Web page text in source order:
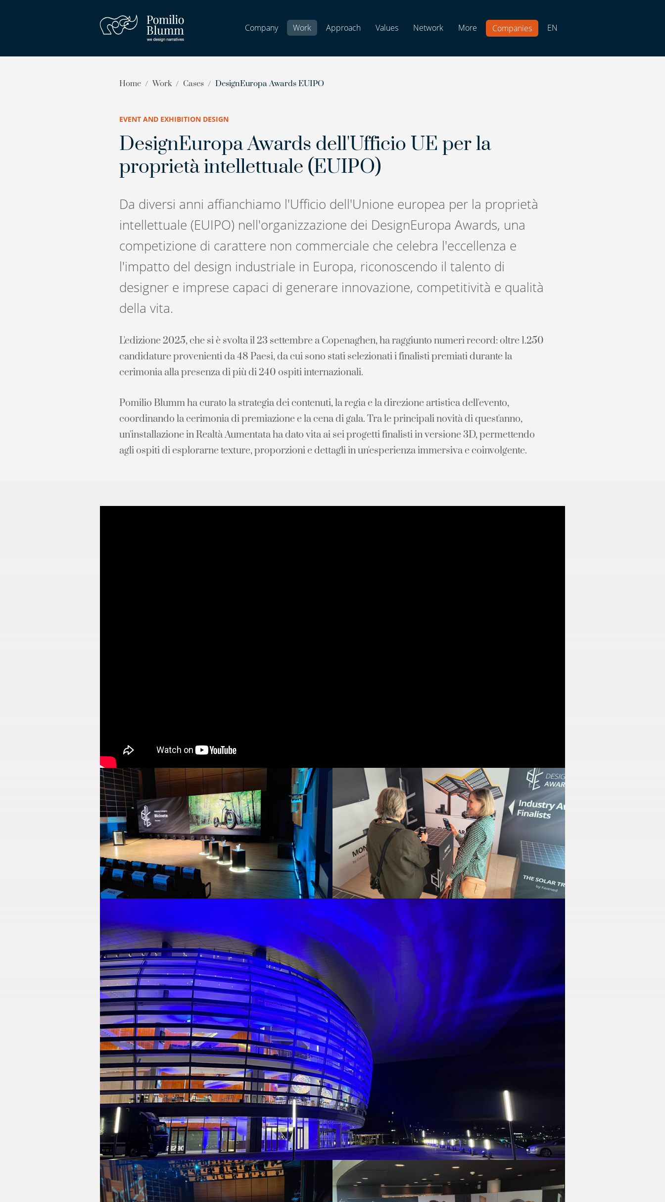
Company Work Approach Values Network More Companies EN
Home Work Cases DesignEuropa Awards EUIPO
EVENT AND EXHIBITION DESIGN
DesignEuropa Awards dell'Ufficio UE per la
proprietà intellettuale (EUIPO)
Da diversi anni affianchiamo l'Ufficio dell'Unione europea per la proprietà
intellettuale (EUIPO) nell'organizzazione dei DesignEuropa Awards, una
competizione di carattere non commerciale che celebra l'eccellenza e
l'impatto del design industriale in Europa, riconoscendo il talento di
designer e imprese capaci di generare innovazione, competitività e qualità
della vita.
L'edizione 2025, che si è svolta il 23 settembre a Copenaghen, ha raggiunto numeri record: oltre 1.250
candidature provenienti da 48 Paesi, da cui sono stati selezionati i finalisti premiati durante la
cerimonia alla presenza di più di 240 ospiti internazionali.
Pomilio Blumm ha curato la strategia dei contenuti, la regia e la direzione artistica dell'evento,
coordinando la cerimonia di premiazione e la cena di gala. Tra le principali novità di quest'anno,
un'installazione in Realtà Aumentata ha dato vita ai sei progetti finalisti in versione 3D, permettendo
agli ospiti di esplorarne texture, proporzioni e dettagli in un'esperienza immersiva e coinvolgente.